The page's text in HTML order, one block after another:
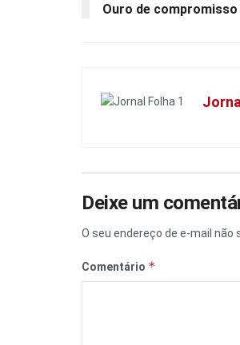
Ouro de
Deixe um
O seu endereço de e-mail não
Comentário *